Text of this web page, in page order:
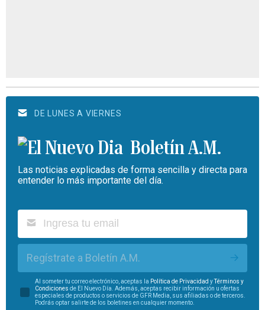
DE LUNES A VIERNES
Boletín A.M.
Las noticias explicadas de forma sencilla y directa para
entender lo más importante del día.
Regístrate a Boletín A.M.
Al someter tu correo electrónico, aceptas la Política de Privacidad yTérminos y
Condiciones de El Nuevo Día. Además, aceptas recibir información u ofertas
especiales de productos o servicios de GFR Media, sus afiliadas o de terceros.
Podrás optar salirte de los boletines en cualquier momento.